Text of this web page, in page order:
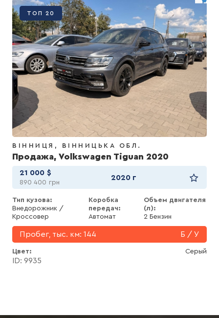
ТОП 20
ВІННИЦЯ ВІННИЦЬКА ОБЛ.
Продажа, Volkswagen Tiguan 2020
21 000 $
890 400 грн
2020 г
Тип кузова:
Внедорожник /
Кроссовер
Коробка
передач:
Автомат
Объем двигателя
(л):
2 Бензин
Пробег, тыс. км: 144 Б / У
Цвет Серый
ID: 9935